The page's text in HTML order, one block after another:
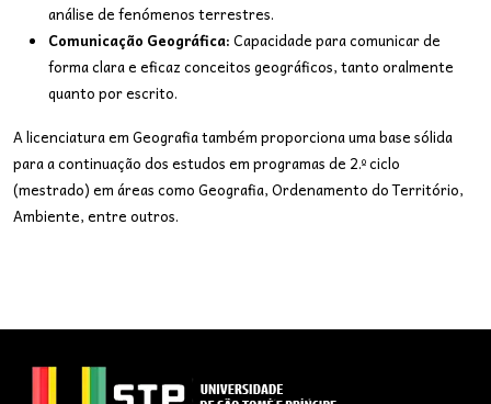
análise de fenómenos terrestres.
Comunicação Geográfica:Capacidade para comunicar de
forma clara e eficaz conceitos geográficos, tanto oralmente
quanto por escrito.
A licenciatura em Geografia também proporciona uma base sólida
para a continuação dos estudos em programas de 2.º ciclo
(mestrado) em áreas como Geografia, Ordenamento do Território,
Ambiente, entre outros.